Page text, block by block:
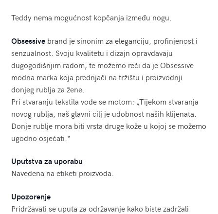
Teddy nema mogućnost kopčanja između nogu.
Obsessivebrand je sinonim za eleganciju, profinjenost i
senzualnost. Svoju kvalitetu i dizajn opravdavaju
dugogodišnjim radom, te možemo reći da je Obsessive
modna marka koja prednjači na tržištu i proizvodnji
donjeg rublja za žene.
Pri stvaranju tekstila vode se motom: „Tijekom stvaranja
novog rublja, naš glavni cilj je udobnost naših klijenata.
Donje rublje mora biti vrsta druge kože u kojoj se možemo
ugodno osjećati.“
Uputstva za uporabu
Navedena na etiketi proizvoda.
Upozorenje
Pridržavati se uputa za održavanje kako biste zadržali